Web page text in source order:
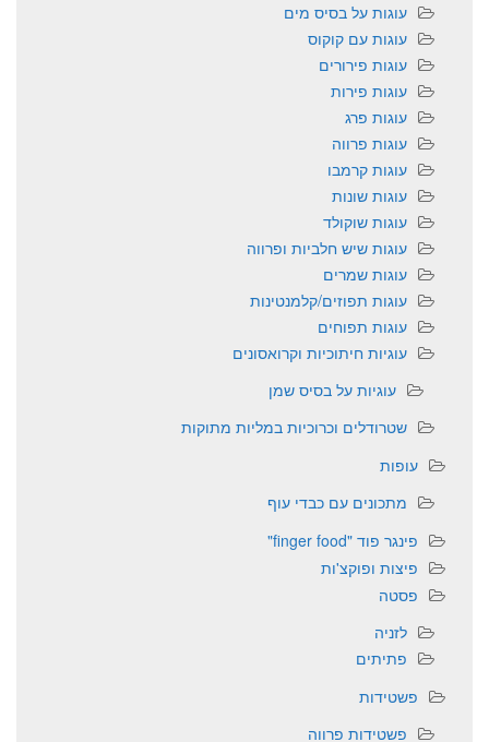
עוגות על בסיס מים
עוגות עם קוקוס
עוגות פירורים
עוגות פירות
עוגות פרג
עוגות פרווה
עוגות קרמבו
עוגות שונות
עוגות שוקולד
עוגות שיש חלביות ופרווה
עוגות שמרים
עוגות תפוזים/קלמנטינות
עוגות תפוחים
עוגיות חיתוכיות וקרואסונים
עוגיות על בסיס שמן
שטרודלים וכרוכיות במליות מתוקות
עופות
מתכונים עם כבדי עוף
פינגר פוד "finger food"
פיצות ופוקצ'ות
פסטה
לזניה
פתיתים
פשטידות
פשטידות פרווה